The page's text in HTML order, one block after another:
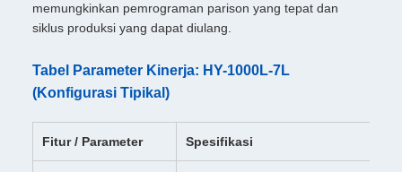
memungkinkan pemrograman parison yang tepat dan
siklus produksi yang dapat diulang.
Tabel Parameter Kinerja: HY-1000L-7L
(Konfigurasi Tipikal)
Fitur / Parameter Spesifikasi